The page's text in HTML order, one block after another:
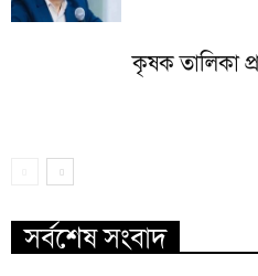
কৃষক তালিকা
সর্বশেষ সংবাদ